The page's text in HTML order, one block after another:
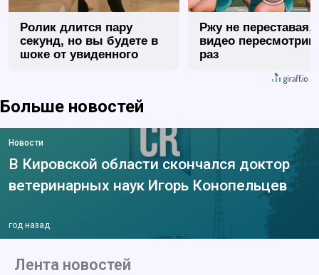
Ролик длится пару
секунд, но вы будете в
шоке от увиденного
Ржу не переставая,
видео
раз
Больше новостей
Новости
В Кировской области скончался доктор
ветеринарных наук Игорь Конопельцев
год назад
Лента новостей